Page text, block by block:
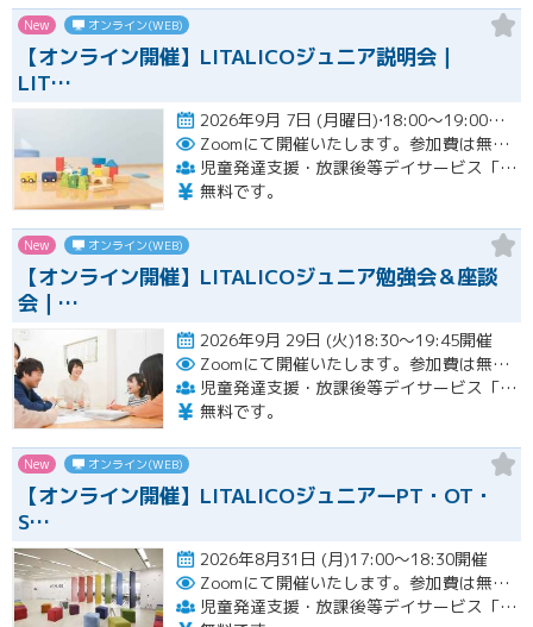
New オンライン(WEB)
【オンライン開催】LITALICOジュニア説明会｜
LIT…
2026年9月 7日 (月曜日)⋅18:00～19:00開催
Zoomにて開催いたします。参加費は無料です。
児童発達支援・放課後等デイサービス「LITALICOジュニア」
無料です。
New オンライン(WEB)
【オンライン開催】LITALICOジュニア勉強会＆座談
会｜…
2026年9月 29日 (火)18:30～19:45開催
Zoomにて開催いたします。参加費は無料です。
児童発達支援・放課後等デイサービス「LITALICOジュニア」
無料です。
New オンライン(WEB)
【オンライン開催】LITALICOジュニアーPT・OT・
S…
2026年8月31日 (月)17:00～18:30開催
Zoomにて開催いたします。参加費は無料です。
児童発達支援・放課後等デイサービス「LITALICOジュニア」